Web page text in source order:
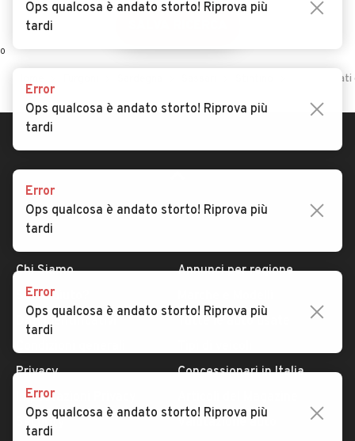
0
Furgoni
Chi Siamo
Serve aiuto?
Dati identificativi
Privacy
Impostazioni Privacy
Security
Annunci per regione
Tutte le auto usate
Concessionari in Italia
Valutazione auto
Ops qualcosa è andato storto! Riprova più
tardi
Error
Ops qualcosa è andato storto! Riprova più
tardi
Error
Ops qualcosa è andato storto! Riprova più
tardi
Error
Ops qualcosa è andato storto! Riprova più
tardi
Error
Ops qualcosa è andato storto! Riprova più
tardi